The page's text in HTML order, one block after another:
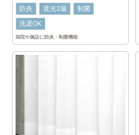
防炎 遮光2級
制菌
洗濯OK
病院や施設に防炎・制菌機能